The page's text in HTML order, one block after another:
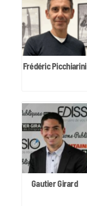
Frédéric Picchiarini
Gautier Girard